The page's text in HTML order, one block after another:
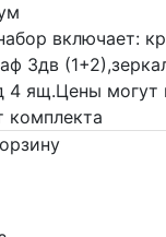
включает:
3дв
4 ящ.Цены могут
комплекта